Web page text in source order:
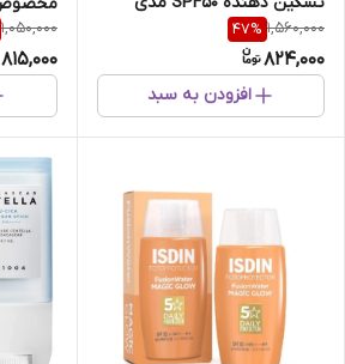
50میل
1,560,000
47%
824,000
افزودن به سبد
حجم 50 میل ایزیدن
1,050,000
815,000